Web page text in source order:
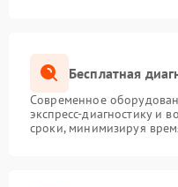
Бесплатная
Современное
экспресс-диагностику и
сроки, минимизируя